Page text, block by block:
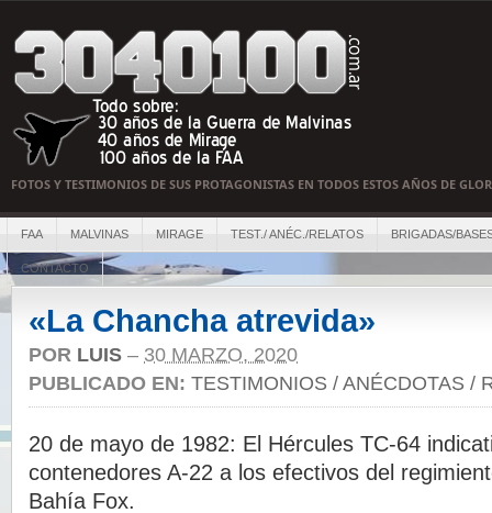
FOTOS Y TESTIMONIOS DE SUS PROTAGONISTAS EN TODOS ESTOS AÑOS DE
FAA MALVINAS MIRAGE TEST./ ANÉC./RELATOS BRIGADAS/
CONTACTO
«La Chancha atrevida»
POR LUIS – 30 MARZO, 2020
PUBLICADO EN: TESTIMONIOS / ANÉCDOTAS /
20 de mayo de 1982: El Hércules TC-64
contenedores A-22 a los efectivos del
Bahía Fox.